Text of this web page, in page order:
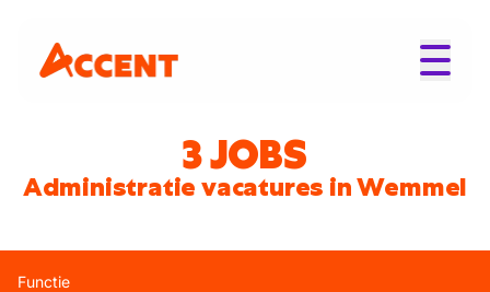
3 JOBS
Administratie vacatures in Wemmel
Functie